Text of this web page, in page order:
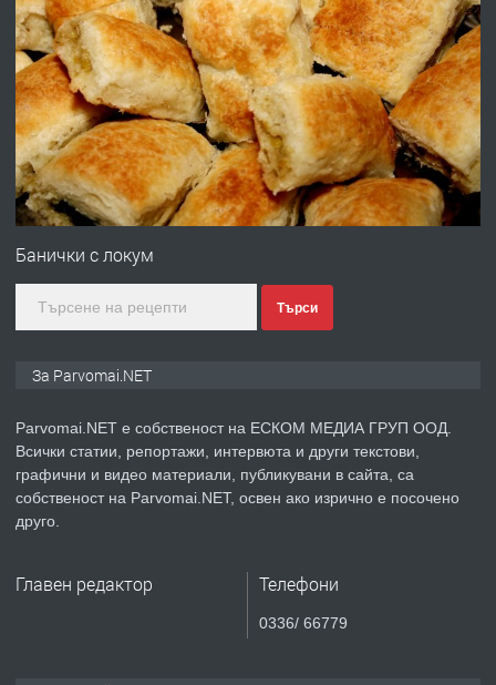
преди 1 година
ПРЕДЛАГА
Първи поход "По стъпките на Ангел
Войвода"
преди 1 година
ПРЕДЛАГА
Монтажник на малки детайли за
преди 1 година
ПРЕДЛАГА
Продавам апартамент - гр.
Банички с локум
Търси
За Parvomai.NET
Parvomai.NET е собственост на ЕСКОМ МЕДИА ГРУП ООД.
Всички статии, репортажи, интервюта и други текстови,
графични и видео материали, публикувани в сайта, са
собственост на Parvomai.NET, освен ако изрично е посочено
друго.
Главен редактор Телефони
0336/ 66779